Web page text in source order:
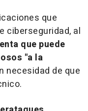
que
ciberseguridad, al
que puede
"a la
necesidad de que